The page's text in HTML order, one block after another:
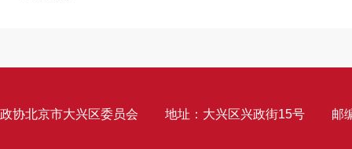
政协北京市大兴区委员会 地址：大兴区兴政街15号 邮